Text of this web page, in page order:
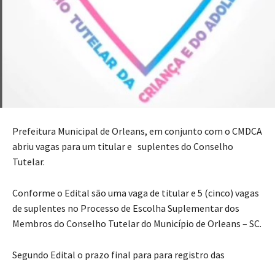
Prefeitura Municipal de Orleans, em conjunto com o CMDCA
abriu vagas para um titular e suplentes do Conselho
Tutelar.
Conforme o Edital são uma vaga de titular e 5 (cinco) vagas
de suplentes no Processo de Escolha Suplementar dos
Membros do Conselho Tutelar do Município de Orleans – SC.
Segundo Edital o prazo final para para registro das